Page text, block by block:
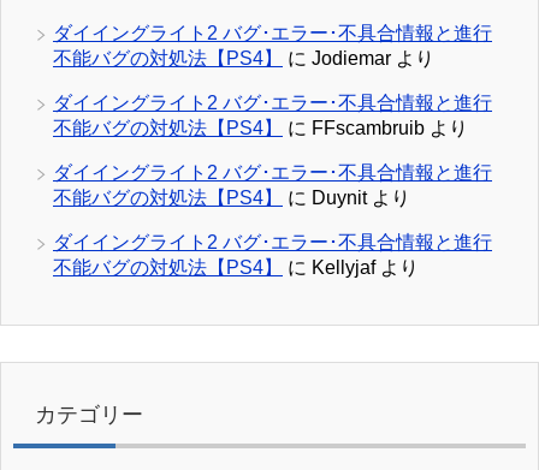
ダイイングライト2 バグ･エラー･不具合情報と進行
不能バグの対処法【PS4】
に Jodiemar より
ダイイングライト2 バグ･エラー･不具合情報と進行
不能バグの対処法【PS4】
に FFscambruib より
ダイイングライト2 バグ･エラー･不具合情報と進行
不能バグの対処法【PS4】
に Duynitより
ダイイングライト2 バグ･エラー･不具合情報と進行
不能バグの対処法【PS4】
に Kellyjafより
カテゴリー